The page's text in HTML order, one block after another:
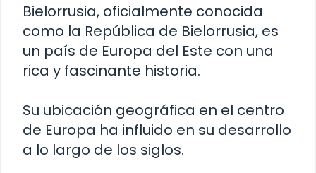
Bielorrusia, oficialmente conocida
como la República de Bielorrusia, es
un país de Europa del Este con una
rica y fascinante historia.
Su ubicación geográfica en el centro
de Europa ha influido en su desarrollo
a lo largo de los siglos.